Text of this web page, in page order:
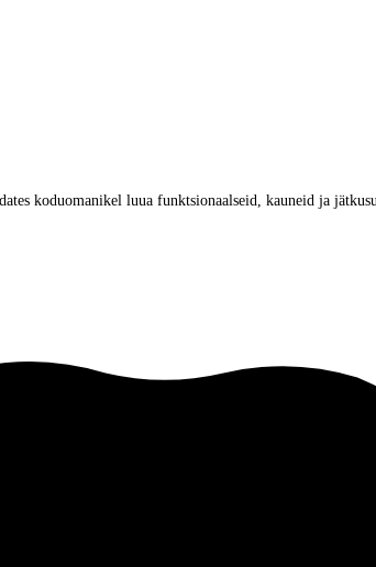
koduomanikel luua funktsionaalseid, kauneid ja